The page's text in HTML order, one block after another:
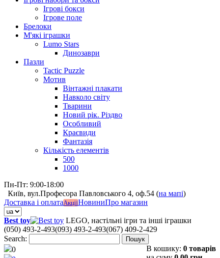
Ігрові бокси
Ігрове поле
Брелоки
М'які іграшки
Lumo Stars
Динозаври
Пазли
Tactic Puzzle
Мотив
Вінтажні плакати
Навколо світу
Тварини
Новий рік. Різдво
Особливий
Краєвиди
Фантазія
Кількість елементів
500
1000
Пн-Пт: 9:00-18:00
Київ, вул.Професора Павловського 4, оф.54 (на мапі)
Доставка і оплатаАкціїНовиниПро магазин
Best toy
LEGO, настільні ігри та інші іграшки
(050) 493-2-493(093) 493-2-493(067) 409-2-429
Search:
Пошук
0 В кошику: 0 товарів